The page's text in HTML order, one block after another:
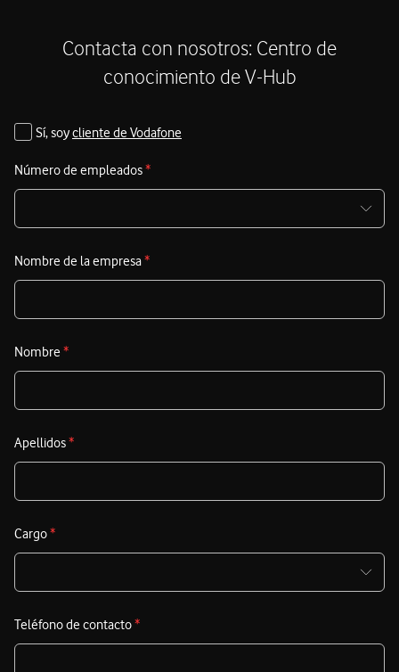
Contacta con nosotros: Centro de
conocimiento de V-Hub
Sí, soycliente de Vodafone
Número de empleados*
Nombre de la empresa*
Nombre *
Apellidos*
Cargo*
Teléfono de contacto*